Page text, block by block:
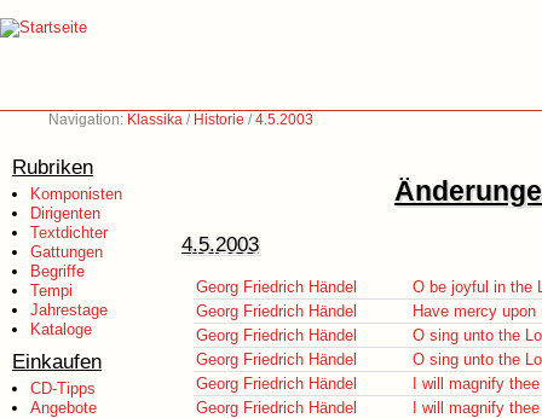
Navigation: Klassika / Historie /4.5.2003
Rubriken
Komponisten
Dirigenten
Textdichter
Gattungen
Begriffe
Tempi
Jahrestage
Kataloge
Einkaufen
CD-Tipps
Angebote
4.5.2003
Georg Friedrich Händel
O be joyful in the
Georg Friedrich Händel
Have mercy
Georg Friedrich Händel
O sing unto the
Georg Friedrich Händel
O sing unto the
Georg Friedrich Händel
I will magnify
Georg Friedrich Händel
I will magnify